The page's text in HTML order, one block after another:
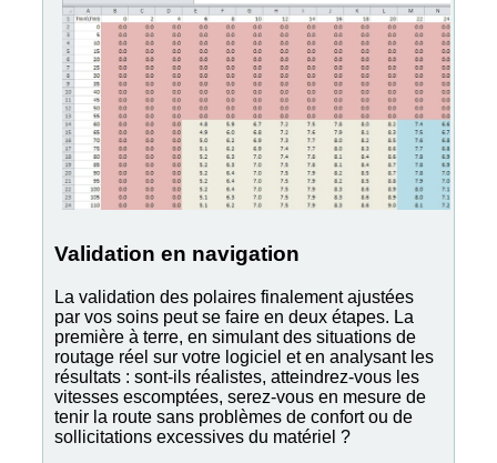
Validation en navigation
La validation des polaires finalement ajustées
par vos soins peut se faire en deux étapes. La
première à terre, en simulant des situations de
routage réel sur votre logiciel et en analysant les
résultats : sont-ils réalistes, atteindrez-vous les
vitesses escomptées, serez-vous en mesure de
tenir la route sans problèmes de confort ou de
sollicitations excessives du matériel ?